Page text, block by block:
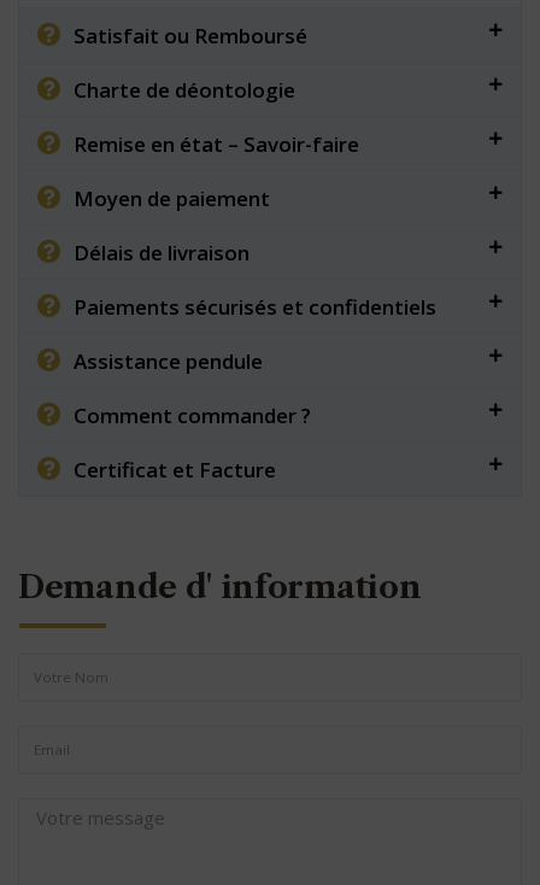
Satisfait ou Remboursé
Charte de déontologie
Remise en état – Savoir-faire
Moyen de paiement
Délais de livraison
Paiements sécurisés et confidentiels
Assistance pendule
Comment commander ?
Certificat et Facture
Demande d' information